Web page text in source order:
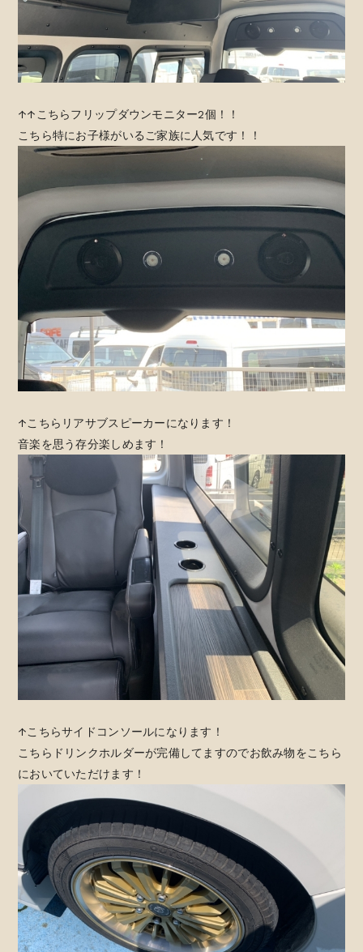
↑↑こちらフリップダウンモニター2個！！
こちら特にお子様がいるご家族に人気です！！
↑こちらリアサブスピーカーになります！
音楽を思う存分楽しめます！
↑こちらサイドコンソールになります！
こちらドリンクホルダーが完備してますのでお飲み物をこちら
においていただけます！